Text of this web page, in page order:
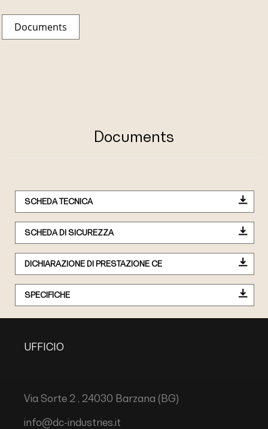
Documents
Documents
SCHEDA TECNICA
SCHEDA DI SICUREZZA
DICHIARAZIONE DI PRESTAZIONE CE
SPECIFICHE
UFFICIO
Via Sorte 2 , 24030 Barzana (BG)
info@dc-industries.it